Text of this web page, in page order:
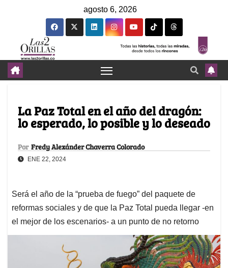
agosto 6, 2026
La Paz Total en el año del dragón:
lo esperado, lo posible y lo deseado
Por Fredy Alexánder Chaverra Colorado
ENE 22, 2024
Será el año de la “prueba de fuego” del paquete de
reformas sociales y de que la Paz Total pueda llegar -en
el mejor de los escenarios- a un punto de no retorno